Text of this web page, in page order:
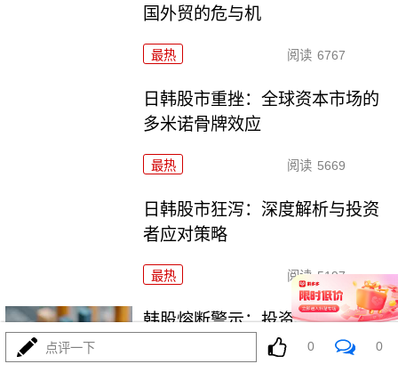
国外贸的危与机
最热 阅读 6767
日韩股市重挫：全球资本市场的
多米诺骨牌效应
最热 阅读 5669
日韩股市狂泻：深度解析与投资
者应对策略
最热 阅读 5197
韩股熔断警示：投资者应果断抛
售的三类高危资产
点评一下 0 0